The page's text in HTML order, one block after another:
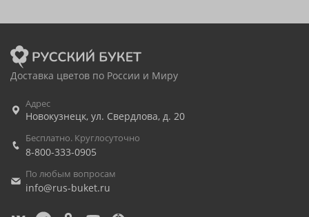
Доставка цветов по России и Миру
Адрес
Новокузнецк, ул. Свердлова, д. 20
Бесплатно. Круглосуточно
8-800-333-0905
По любым вопросам
info@rus-buket.ru